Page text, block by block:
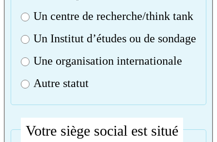
Un centre de recherche/think tank
Un Institut d’études ou de sondage
Une organisation internationale
Autre statut
Votre siège social est situé